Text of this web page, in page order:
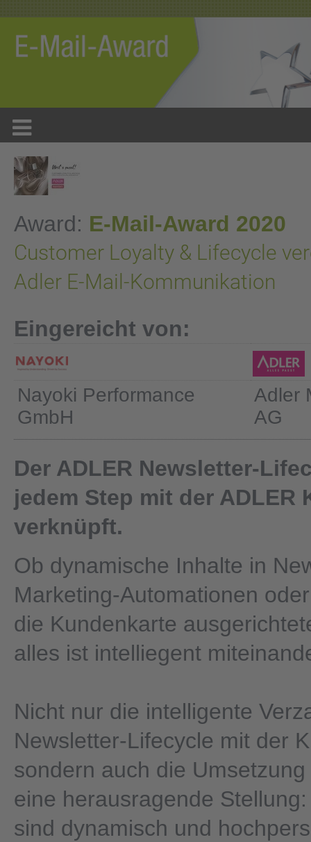
Award: E-Mail-Award 2020
Customer Loyalty & Lifecycle
Adler E-Mail-Kommunikation
Eingereicht von:
Nayoki Performance
GmbH
Adler
AG
Der ADLER Newsletter-
jedem Step mit der ADLER
verknüpft.
Ob dynamische Inhalte in
Marketing-Automationen
die Kundenkarte
alles ist intelliegent
Nicht nur die intelligente
Newsletter-Lifecycle mit der
sondern auch die
eine herausragende
sind dynamisch und